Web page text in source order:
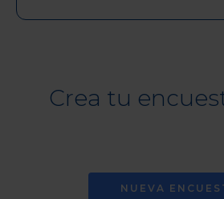
Crea tu
NUEVA